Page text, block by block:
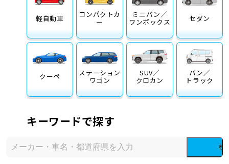
軽自動車 コンパクトカ
ー
ミニバン／
ワンボックス セダン
クーペ ステーション
ワゴン
SUV／
クロカン
バン／
トラック
キーワードで探す
検